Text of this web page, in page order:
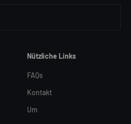
Nützliche Links
FAQs
Kontakt
Um